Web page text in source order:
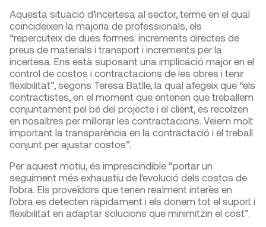
Aquesta situació d’incertesa al sector, terme en el qual
coincideixen la majoria de professionals, els
“repercuteix de dues formes: increments directes de
preus de materials i transport i increments per la
incertesa. Ens està suposant una implicació major en el
control de costos i contractacions de les obres i tenir
flexibilitat”, segons Teresa Batlle, la qual afegeix que “els
contractistes, en el moment que entenen que treballem
conjuntament pel bé del projecte i el client, es recolzen
en nosaltres per millorar les contractacions. Veiem molt
important la transparència en la contractació i el treball
conjunt per ajustar costos”.
Per aquest motiu, és imprescindible ”portar un
seguiment més exhaustiu de l’evolució dels costos de
l’obra. Els proveïdors que tenen realment interès en
l’obra es detecten ràpidament i els donem tot el suport i
flexibilitat en adaptar solucions que minimitzin el cost”.